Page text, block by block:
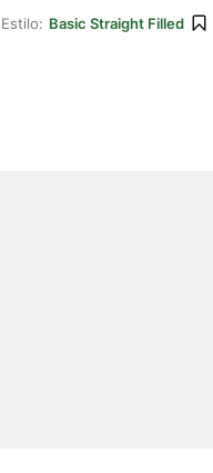
Estilo: Basic Straight Filled